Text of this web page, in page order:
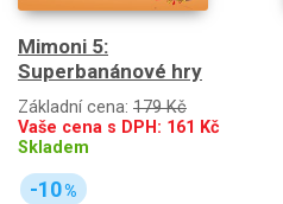
Mimoni 5:
Superbanánové hry
Základní cena: 179 Kč
Vaše cena s DPH: 161 Kč
Skladem
-10%